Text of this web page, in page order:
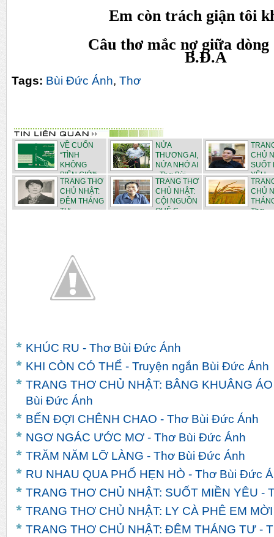
Em còn trách giận tôi
Câu thơ mắc nợ giữa
B.Đ.A
Tags: Bùi Đức Ánh, Thơ
VỀ CUỐN
“TÌNH
KHÔNG
BIÊN GIỚI“
CỦA ...
NỬA
THƯƠNG AI,
NỬA NHỚ AI
- Thơ Bùi...
CHỦ
SUỐT
YÊU -
TRANG THƠ
CHỦ NHẬT:
ĐÊM THÁNG
TƯ - ...
TRANG THƠ
CHỦ NHẬT:
CỘI NGUỒN
QUÊ C...
CHỦ
Thơ ...
KHÚC RU - Thơ Bùi Đức Ánh
KHI CÒN CÓ THỂ - Truyện ngắn Bùi Đức Ánh
TRANG THƠ CHỦ NHẬT: BÂNG KHUÂNG
Bùi Đức Ánh
BẾN ĐỢI CHÊNH CHAO - Thơ Bùi Đức Ánh
NGƠ NGÁC ƯỚC MƠ - Thơ Bùi Đức Ánh
TRĂM NĂM LỠ LÀNG - Thơ Bùi Đức Ánh
RU NHAU QUA PHỐ HẸN HÒ - Thơ Bùi Đức
TRANG THƠ CHỦ NHẬT: SUỐT MIỀN YÊU -
TRANG THƠ CHỦ NHẬT: LY CÀ PHÊ EM
TRANG THƠ CHỦ NHẬT: ĐÊM THÁNG TƯ -